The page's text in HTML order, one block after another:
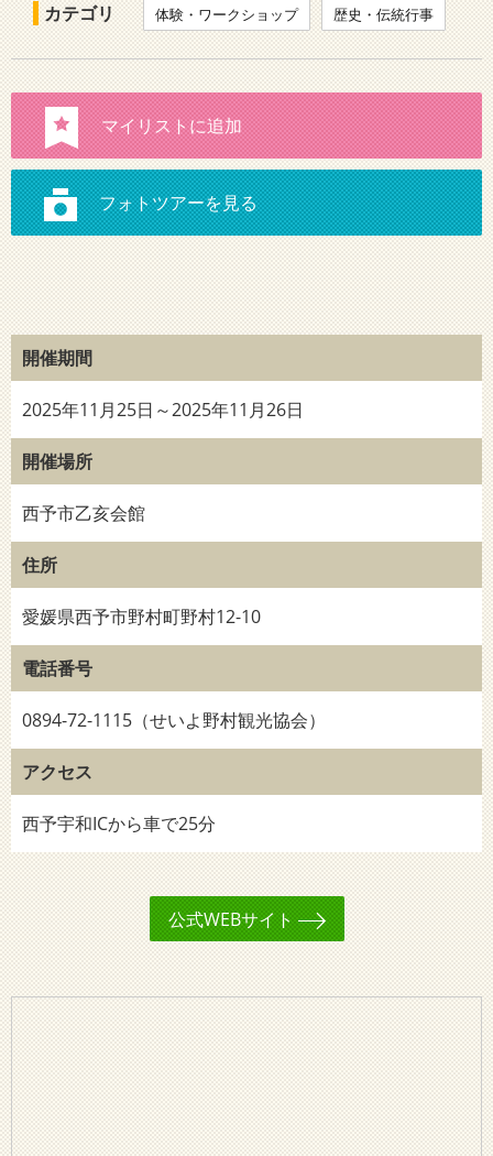
カテゴリ 体験・ワークショップ 歴史・伝統行事
開催期間
2025年11月25日～2025年11月26日
開催場所
西予市乙亥会館
住所
愛媛県西予市野村町野村12-10
電話番号
0894-72-1115（せいよ野村観光協会）
アクセス
西予宇和ICから車で25分
公式WEBサイト